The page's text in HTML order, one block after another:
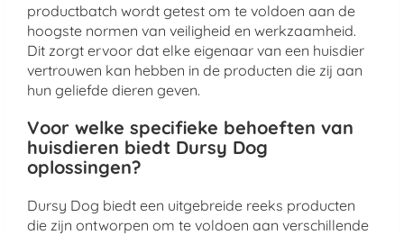
productbatch wordt getest om te voldoen aan de
hoogste normen van veiligheid en werkzaamheid.
Dit zorgt ervoor dat elke eigenaar van een huisdier
vertrouwen kan hebben in de producten die zij aan
hun geliefde dieren geven.
Voor welke specifieke behoeften van
huisdieren biedt Dursy Dog
oplossingen?
Dursy Dog biedt een uitgebreide reeks producten
die zijn ontworpen om te voldoen aan verschillende